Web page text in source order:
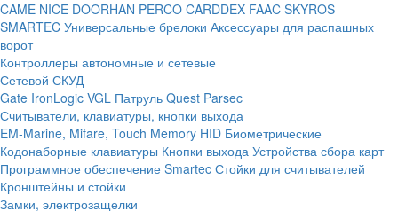
CAME NICE DOORHAN PERCO CARDDEX FAAC SKYROS
SMARTEC Универсальные брелоки Аксессуары для распашных
ворот
Контроллеры автономные и сетевые
Сетевой СКУД
Gate IronLogic VGL Патруль Quest Parsec
Считыватели, клавиатуры, кнопки выхода
EM-Marine, Mifare, Touch Memory HID Биометрические
Кодонаборные клавиатуры Кнопки выхода Устройства сбора карт
Программное обеспечение Smartec Стойки для считывателей
Кронштейны и стойки
Замки, электрозащелки